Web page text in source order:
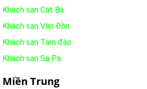
Khách sạn Cát Bà
Khách sạn Vân Đồn
Khách sạn Tam đào
Khách sạn Sa Pa
Miền Trung